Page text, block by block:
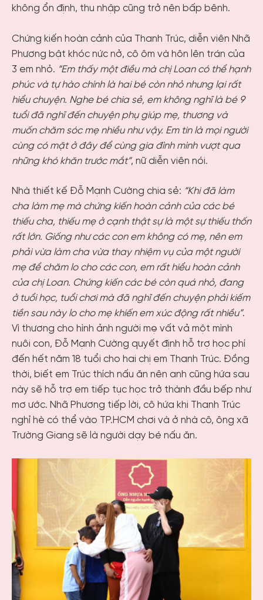
không ổn định, thu nhập cũng trở nên bấp bênh.
Chứng kiến hoàn cảnh của Thanh Trúc, diễn viên Nhã
Phương bật khóc nức nở, cô ôm và hôn lên trán của
3 em nhỏ. “Em thấy một điều mà chị Loan có thể hạnh
phúc và tự hào chính là hai bé còn nhỏ nhưng lại rất
hiểu chuyện. Nghe bé chia sẻ, em không nghĩ là bé 9
tuổi đã nghĩ đến chuyện phụ giúp mẹ, thương và
muốn chăm sóc mẹ nhiều như vậy. Em tin là mọi người
cùng có mặt ở đây để cùng gia đình mình vượt qua
những khó khăn trước mắt”, nữ diễn viên nói.
Nhà thiết kế Đỗ Mạnh Cường chia sẻ: “Khi đã làm
cha làm mẹ mà chứng kiến hoàn cảnh của các bé
thiếu cha, thiếu mẹ ở cạnh thật sự là một sự thiếu thốn
rất lớn. Giống như các con em không có mẹ, nên em
phải vừa làm cha vừa thay nhiệm vụ của một người
mẹ để chăm lo cho các con, em rất hiểu hoàn cảnh
của chị Loan. Chứng kiến các bé còn quá nhỏ, đang
ở tuổi học, tuổi chơi mà đã nghĩ đến chuyện phải kiếm
tiền sau này lo cho mẹ khiến em xúc động rất nhiều”.
Vì thương cho hình ảnh người mẹ vất vả một mình
nuôi con, Đỗ Mạnh Cường quyết định hỗ trợ học phí
đến hết năm 18 tuổi cho hai chị em Thanh Trúc. Đồng
thời, biết em Trúc thích nấu ăn nên anh cũng hứa sau
này sẽ hỗ trợ em tiếp tục học trở thành đầu bếp như
mơ ước. Nhã Phương tiếp lời, cô hứa khi Thanh Trúc
nghỉ hè có thể vào TP.HCM chơi và ở nhà cô, ông xã
Trường Giang sẽ là người dạy bé nấu ăn.